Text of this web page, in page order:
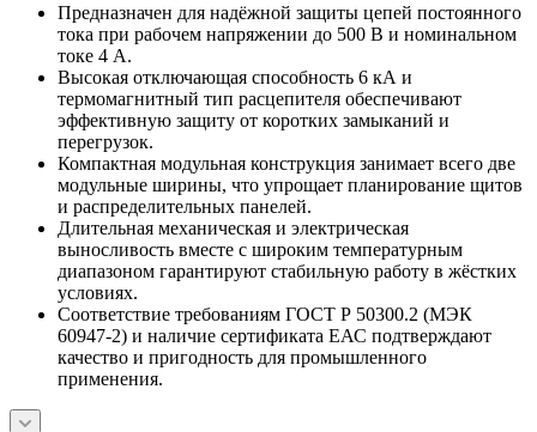
Предназначен для надёжной защиты цепей постоянного
тока при рабочем напряжении до 500 В и номинальном
токе 4 А.
Высокая отключающая способность 6 кА и
термомагнитный тип расцепителя обеспечивают
эффективную защиту от коротких замыканий и
перегрузок.
Компактная модульная конструкция занимает всего две
модульные ширины, что упрощает планирование щитов
и распределительных панелей.
Длительная механическая и электрическая
выносливость вместе с широким температурным
диапазоном гарантируют стабильную работу в жёстких
условиях.
Соответствие требованиям ГОСТ Р 50300.2 (МЭК
60947-2) и наличие сертификата ЕАС подтверждают
качество и пригодность для промышленного
применения.